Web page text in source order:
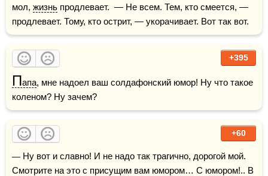
мол, жизнь продлевает.  — Не всем. Тем, кто смеется, —
продлевает. Тому, кто острит, — укорачивает. Вот так вот.
+395
Папа, мне надоел ваш солдафонский юмор! Ну что такое
коленом? Ну зачем?
+60
— Ну вот и славно! И не надо так трагично, дорогой мой.
Смотрите на это с присущим вам юмором… С юмором!.. В